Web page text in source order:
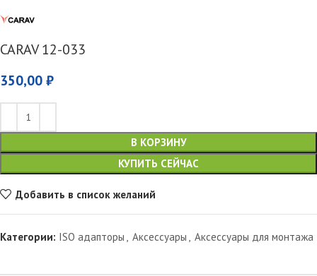
CARAV 12-033
350,00 ₽
В КОРЗИНУ
КУПИТЬ СЕЙЧАС
Добавить в список желаний
Категории: ISO адапторы , Аксессуары , Аксессуары для монтажа